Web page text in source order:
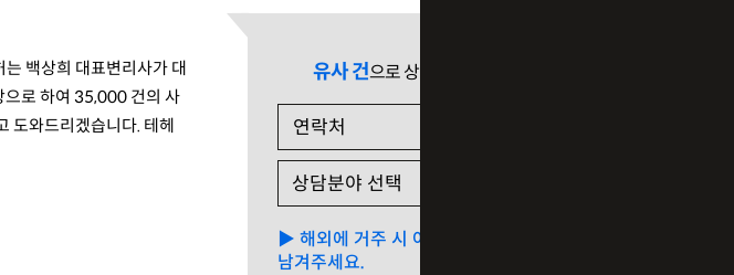
백상희 대표변리사가 대
으로 하여 35,000 건의 사
도와드리겠습니다. 테헤
유사 건으로 상담 필요 시
▶ 해외에 거주 시 아래 중 하나를
남겨주세요.